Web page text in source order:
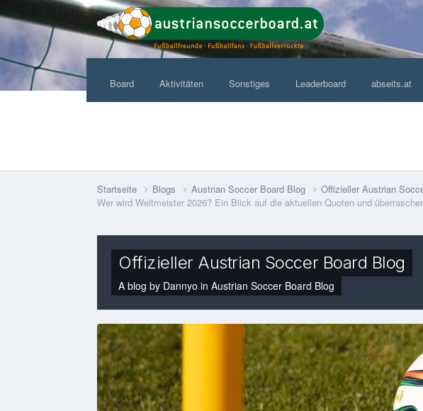
Board Aktivitäten Sonstiges Leaderboard abseits.at
Startseite Blogs Austrian Soccer Board Blog
Offizieller Austrian
Wer wird Weltmeister 2026? Ein Blick auf die aktuellen Quoten und
Offizieller Austrian Soccer Board Blog
A blog by Dannyo in Austrian Soccer Board Blog